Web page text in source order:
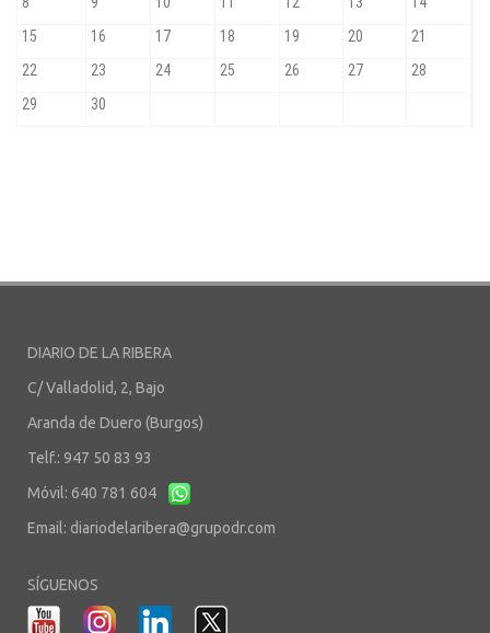
DIARIO DE LA RIBERA
C/ Valladolid, 2, Bajo
Aranda de Duero (Burgos)
Telf.: 947 50 83 93
Móvil: 640 781 604
Email: diariodelaribera@grupodr.com
SÍGUENOS